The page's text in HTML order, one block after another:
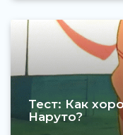
Тест: Как
Наруто?